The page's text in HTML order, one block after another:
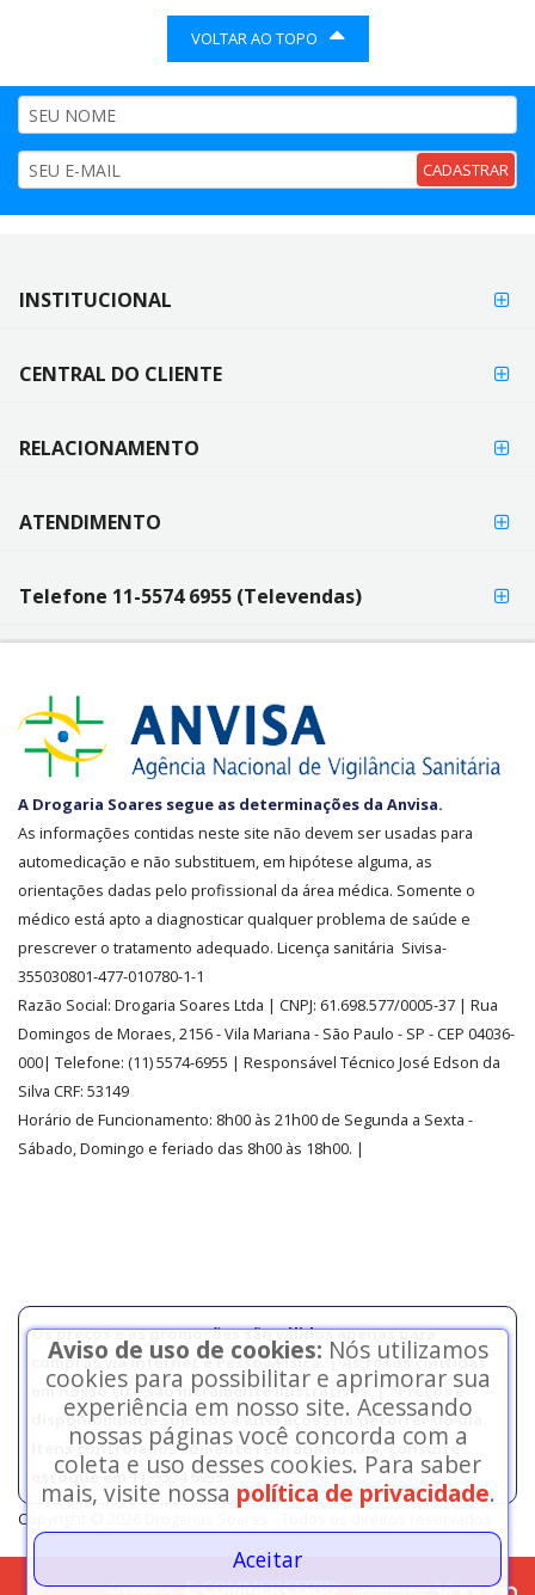
VOLTAR AO TOPO
CADASTRAR
FORMAS
FORMAS DE
PAGAMENTO
INSTITUCIONAL
CENTRAL DO CLIENTE
RELACIONAMENTO
ATENDIMENTO
Telefone 11-5574 6955 (Televendas)
A Drogaria Soares segue as determinações da Anvisa.
As informações contidas neste site não devem ser usadas para
automedicação e não substituem, em hipótese alguma, as
orientações dadas pelo profissional da área médica. Somente o
médico está apto a diagnosticar qualquer problema de saúde e
prescrever o tratamento adequado. Licença sanitária Sivisa-
355030801-477-010780-1-1
Razão Social: Drogaria Soares Ltda | CNPJ: 61.698.577/0005-37 | Rua
Domingos de Moraes, 2156-Vila Mariana - São Paulo - SP - CEP 04036-
000| Telefone: (11)5574-6955 | Responsável Técnico José Edson da
Silva CRF: 53149
Horário de Funcionamento: 8h00 às 21h00 de Segunda a Sexta -
Sábado, Domingo e feriado das 8h00 às 18h00. |
Os preços e as promoções são válidos apenas para
compras via internet e Pessoa Física. | As fotos contidas
em nosso site são meramente ilustrativas. | *Preços e
disponibilidade sujeitos a alterações no decorrer do dia.
Itens controlados somente retirada na loja, consulte
estoque em 11-5574 6955.
Copyright © 2026 Drogarias Soares - Todos os direitos reservados.
Aviso de uso de cookies: Nós utilizamos
cookies para possibilitar e aprimorar sua
experiência em nosso site. Acessando
nossas páginas você concorda com a
coleta e uso desses cookies. Para saber
mais, visite nossa política de privacidade.
Aceitar